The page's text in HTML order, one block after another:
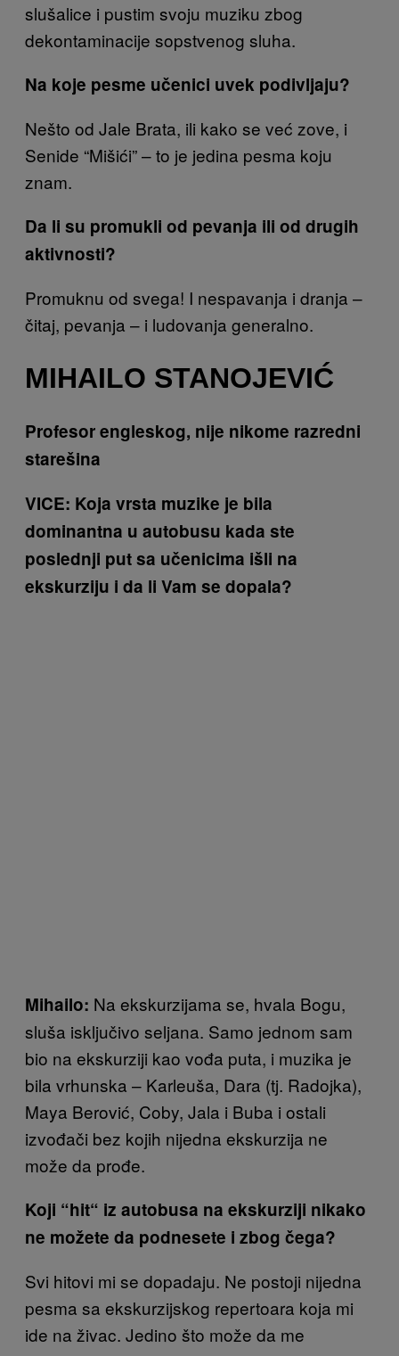
slušalice i pustim svoju muziku zbog
dekontaminacije sopstvenog sluha.
Na koje pesme učenici uvek podivljaju?
Nešto od Jale Brata, ili kako se već zove, i
Senide “Mišići” – to je jedina pesma koju
znam.
Da li su promukli od pevanja ili od drugih
aktivnosti?
Promuknu od svega! I nespavanja i dranja –
čitaj, pevanja – i ludovanja generalno.
MIHAILO STANOJEVIĆ
Profesor engleskog, nije nikome razredni
starešina
VICE: Koja vrsta muzike je bila
dominantna u autobusu kada ste
poslednji put sa učenicima išli na
ekskurziju i da li Vam se dopala?
Mihailo: Na ekskurzijama se, hvala Bogu,
sluša isključivo seljana. Samo jednom sam
bio na ekskurziji kao vođa puta, i muzika je
bila vrhunska – Karleuša, Dara (tj. Radojka),
Maya Berović, Coby, Jala i Buba i ostali
izvođači bez kojih nijedna ekskurzija ne
može da prođe.
Koji “hit“ iz autobusa na ekskurziji nikako
ne možete da podnesete i zbog čega?
Svi hitovi mi se dopadaju. Ne postoji nijedna
pesma sa ekskurzijskog repertoara koja mi
ide na živac. Jedino što može da me